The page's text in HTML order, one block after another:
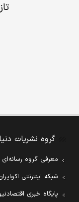
گروه نشریات
معرفی گروه رسانه‌ای
شبکه اینترنتی
پایگاه خبری